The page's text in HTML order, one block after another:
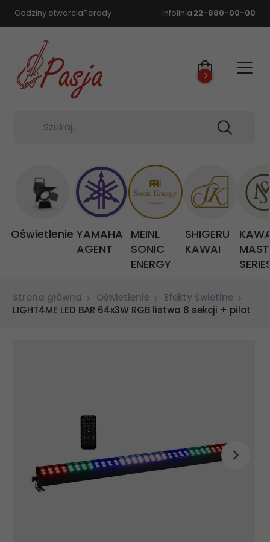
Godziny otwarciaPorady Infolinia 22-880-00-00
Szukaj...
0
Oświetlenie YAMAHA
AGENT
MEINL
SONIC
ENERGY
SHIGERU
KAWAI
Strona główna Oświetlenie
Efekty Świetlne
LIGHT4ME LED BAR 64x3W RGB listwa 8 sekcji + pilot